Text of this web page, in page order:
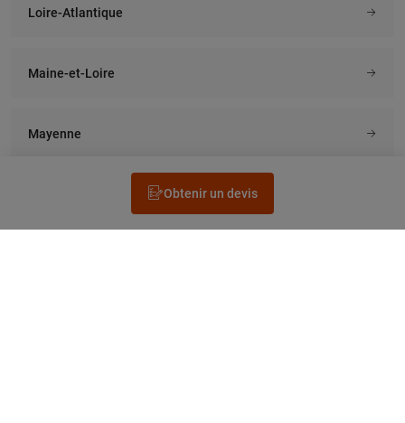
Obtenir un devis
Loire-Atlantique
Maine-et-Loire
Mayenne